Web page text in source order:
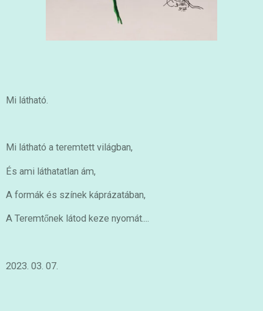
Mi látható.
Mi látható a teremtett világban,
És ami láthatatlan ám,
A formák és színek káprázatában,
A Teremtőnek látod keze nyomát....
2023. 03. 07.